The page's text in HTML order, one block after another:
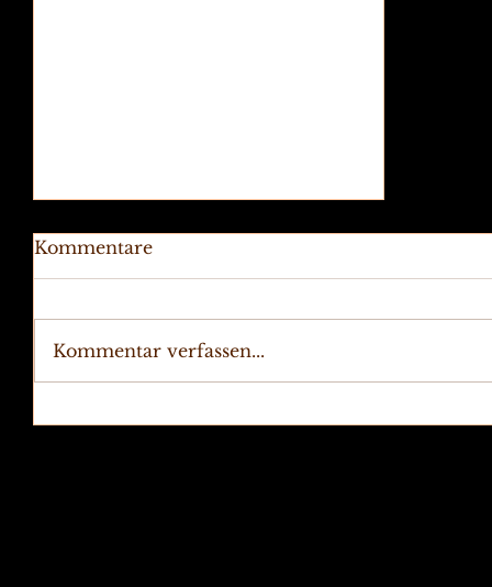
Sommerlesung in der
Kommentare
Kommentar verfassen...